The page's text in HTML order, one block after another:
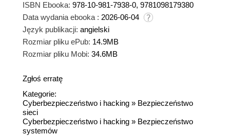
ISBN Ebooka: 978-10-981-7938-0, 9781098179380
Data wydania ebooka : 2026-06-04
Język publikacji: angielski
Rozmiar pliku ePub: 14.9MB
Rozmiar pliku Mobi: 34.6MB
Zgłoś erratę
Kategorie:
Cyberbezpieczeństwo i hacking » Bezpieczeństwo
sieci
Cyberbezpieczeństwo i hacking » Bezpieczeństwo
systemów